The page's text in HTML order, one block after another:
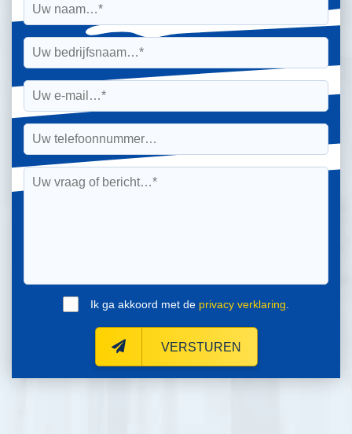
Ik ga akkoord met de privacy verklaring
VERSTUREN